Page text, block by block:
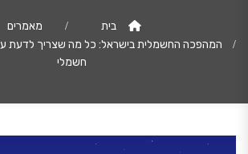
בית
מאמרים
המהפכה החשמלית בישראל: כל מה שצריך לדעת
חשמלי